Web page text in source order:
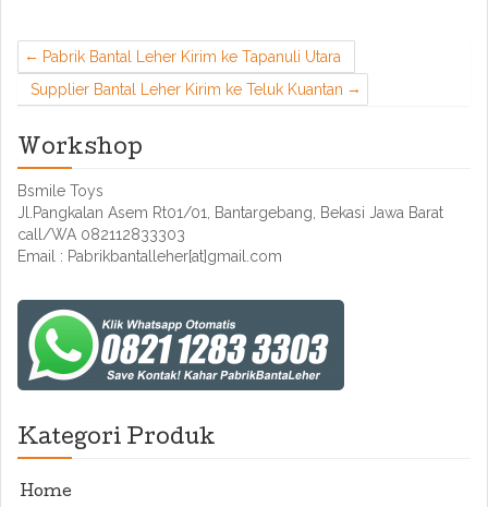
Pabrik Bantal Leher Kirim ke Tapanuli Utara
Supplier Bantal Leher Kirim ke Teluk Kuantan
Workshop
Bsmile Toys
Jl.Pangkalan Asem Rt01/01, Bantargebang, Bekasi Jawa Barat
call/WA 082112833303
Email : Pabrikbantalleher[at]gmail.com
Kategori Produk
Home